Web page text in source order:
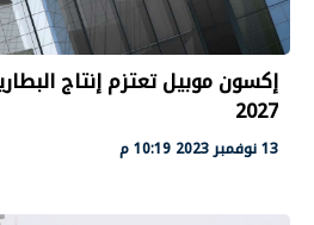
إكسون موبيل تعتزم إنتاج
2027
13 نوفمبر 2023 10:19 م